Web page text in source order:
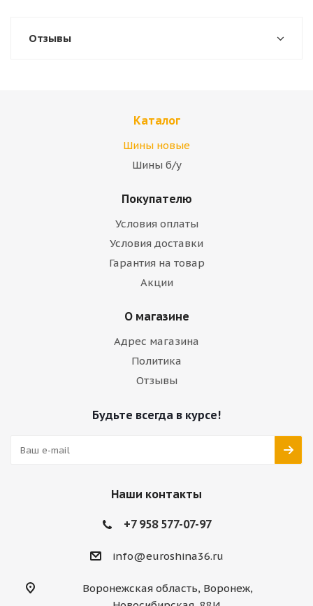
Отзывы
Каталог
Шины новые
Шины б/у
Покупателю
Условия оплаты
Условия доставки
Гарантия на товар
Акции
О магазине
Адрес магазина
Политика
Отзывы
Будьте всегда в курсе!
Наши контакты
+7 958 577-07-97
info@euroshina36.ru
Воронежская область, Воронеж,